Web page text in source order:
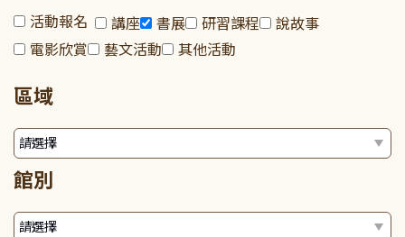
活動報名 講座 書展 研習課程
說故事
電影欣賞
藝文活動 其他活動
區域
館別